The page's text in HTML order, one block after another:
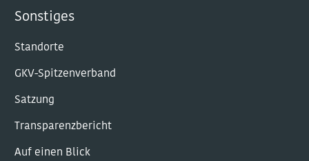
Sonstiges
Standorte
GKV-Spitzenverband
Satzung
Transparenzbericht
Auf einen Blick